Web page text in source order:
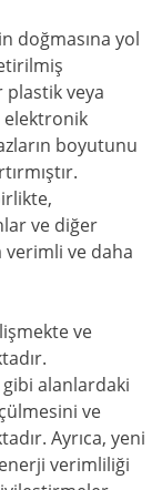
doğmasına yol
veya
elektronik
boyutunu
ve diğer
verimli ve daha
ve
alanlardaki
ve
Ayrıca, yeni
verimliliği